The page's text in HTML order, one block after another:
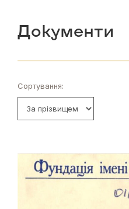
Документи
Сортування: